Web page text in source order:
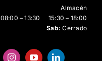
Almacén
08:00 – 13:30 15:30 – 18:00
Sab:Cerrado